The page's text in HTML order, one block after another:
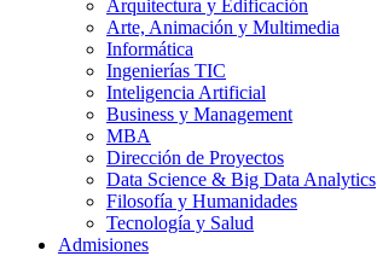
Arquitectura y Edificación
Arte, Animación y Multimedia
Informática
Ingenierías TIC
Inteligencia Artificial
Business y Management
MBA
Dirección de Proyectos
Data Science & Big Data Analytics
Filosofía y Humanidades
Tecnología y Salud
Admisiones